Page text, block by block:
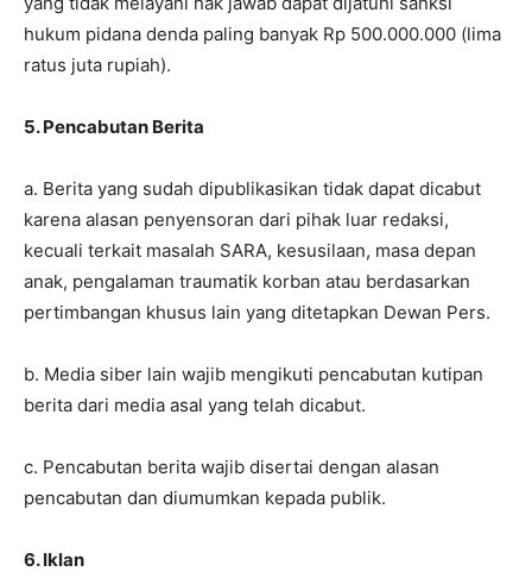
hukum pidana denda paling banyak Rp 500.000.000 (lima
ratus juta rupiah).
5. Pencabutan Berita
a. Berita yang sudah dipublikasikan tidak dapat dicabut
karena alasan penyensoran dari pihak luar redaksi,
kecuali terkait masalah SARA, kesusilaan, masa depan
anak, pengalaman traumatik korban atau berdasarkan
pertimbangan khusus lain yang ditetapkan Dewan Pers.
b. Media siber lain wajib mengikuti pencabutan kutipan
berita dari media asal yang telah dicabut.
c. Pencabutan berita wajib disertai dengan alasan
pencabutan dan diumumkan kepada publik.
6. Iklan